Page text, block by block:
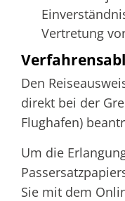
Vertretung
Den
direkt bei der
Flughafen)
Um die
Sie mit dem